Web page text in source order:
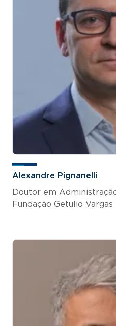
Alexandre Pignanelli
Doutor em
Fundação Getulio Vargas